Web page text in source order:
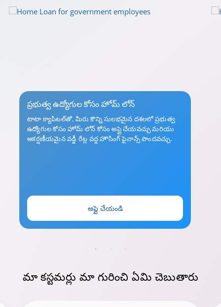
ప్రభుత్వ ఉద్యోగుల కోసం హోమ్ లోన్
టాటా క్యాపిటల్‌తో, మీరు కొన్ని సులభమైన దశలలో ప్రభుత్వ
ఉద్యోగుల కోసం హోమ్ లోన్ కోసం అప్లై చేయవచ్చు మరియు
ఆకర్షణీయమైన వడ్డీ రేట్ల వద్ద హౌసింగ్ ఫైనాన్స్ పొందవచ్చు.
అప్లై చేయండి
మా కస్టమర్లు మా గురించి ఏమి చెబుతారు